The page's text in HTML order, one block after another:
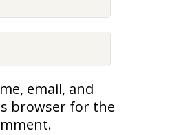
email, and
browser for the